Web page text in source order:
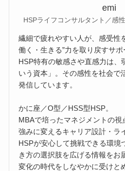
emi
HSPライフコンサルタント／感
繊細で疲れやすい人が、感受性
働く・生きる”力を取り戻すサポ
HSP特有の敏感さや直感力は、
いう資本」。その感性を社会で
発信しています。
かに座／O型／HSS型HSP。
MBAで培ったマネジメントの視
強みに変えるキャリア設計・ラ
HSPが安心して挑戦できる環境
き方の選択肢を広げる情報をお
変化の時代をしなやかに受けと